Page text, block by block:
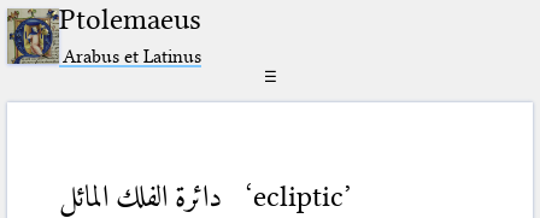
Ptolemaeus
Arabus et Latinus
☰
دائرة الفلك المائل ‘ecliptic’